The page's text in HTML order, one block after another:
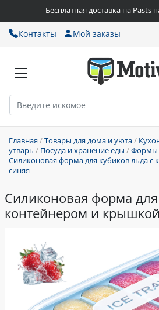
Бесплатная доставка на Pasts
Контакты Мой заказы
Главная/Товары для дома и уюта/
утварь / Посуда и хранение еды /Формы
Силиконовая форма для кубиков льда
синяя
Силиконовая форма
контейнером и